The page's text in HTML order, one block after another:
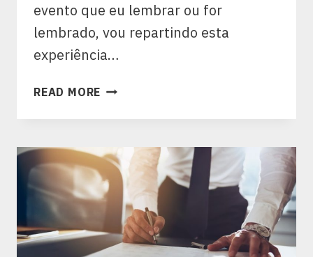
evento que eu lembrar ou for
lembrado, vou repartindo esta
experiência…
READ MORE